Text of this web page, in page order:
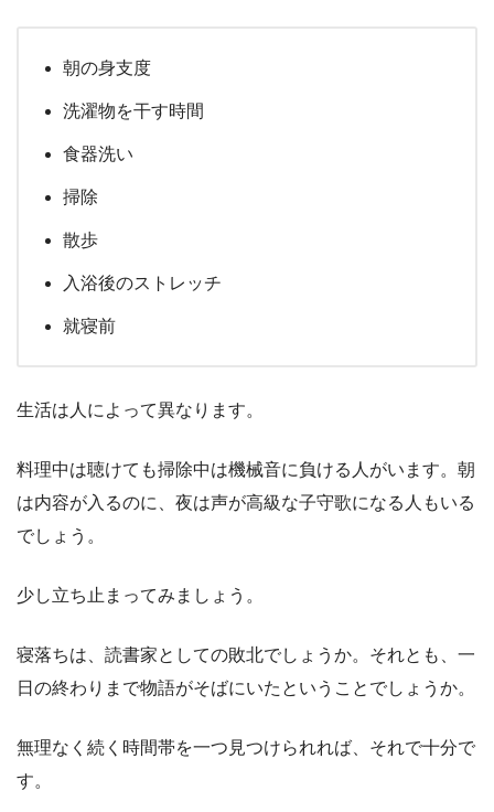
朝の身支度
洗濯物を干す時間
食器洗い
掃除
散歩
入浴後のストレッチ
就寝前
生活は人によって異なります。
料理中は聴けても掃除中は機械音に負ける人がいます。朝
は内容が入るのに、夜は声が高級な子守歌になる人もいる
でしょう。
少し立ち止まってみましょう。
寝落ちは、読書家としての敗北でしょうか。それとも、一
日の終わりまで物語がそばにいたということでしょうか。
無理なく続く時間帯を一つ見つけられれば、それで十分で
す。